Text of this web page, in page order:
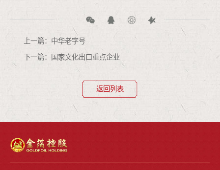
上一篇：中华老字号
下一篇：国家文化出口重点企业
返回列表